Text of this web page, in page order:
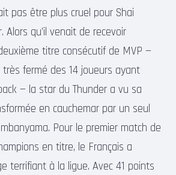
pas être plus cruel pour Shai
Alors qu’il venait de recevoir
titre consécutif de MVP —
très fermé des 14 joueurs ayant
— la star du Thunder a vu sa
en cauchemar par un seul
Pour le premier match de
en titre, le Français a
terrifiant à la ligue. Avec 41 points